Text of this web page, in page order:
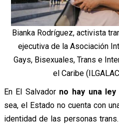
Bianka Rodríguez, activista
ejecutiva de la Asociación
Gays, Bisexuales, Trans e
el Caribe
En El Salvadorno hay una ley
sea, el Estado no cuenta con
identidad de las personas